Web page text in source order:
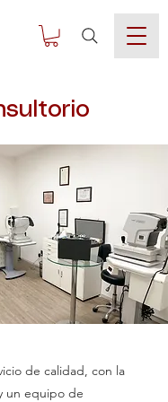
de calidad, con la
un equipo de